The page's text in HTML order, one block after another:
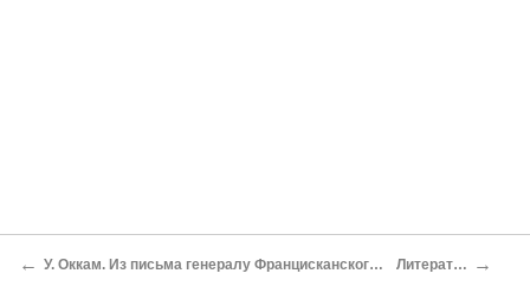
← У. Оккам. Из письма генералу Францисканского ордена Литература →